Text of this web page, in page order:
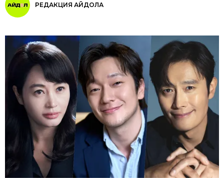
РЕДАКЦИЯ АЙДОЛА